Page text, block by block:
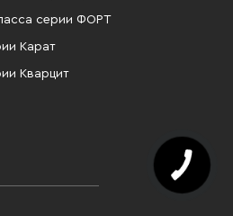
серии ФОРТ
Карат
Кварцит